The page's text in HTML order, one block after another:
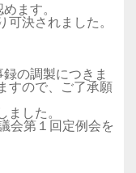
ます。
可決されました。
の調製につきま
すので、ご了承願
ました。
会第１回定例会を